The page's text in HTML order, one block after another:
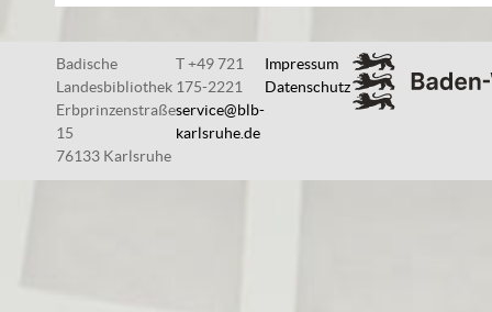
Badische
Landesbibliothek
Erbprinzenstraße
15
76133 Karlsruhe
T +49 721
175-2221
service@blb-
karlsruhe.de
Impressum
Datenschutz